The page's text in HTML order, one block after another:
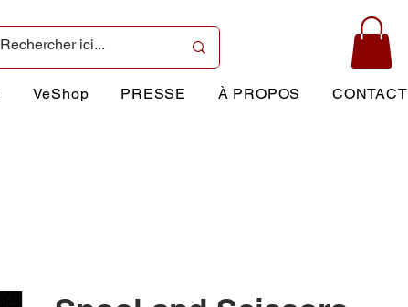
VeShop PRESSE À PROPOS CONTACT